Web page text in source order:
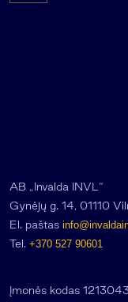
AB „Invalda INVL“
Gynėjų g. 14, 01110
El. paštas
Tel. +370 527 90601
Įmonės kodas